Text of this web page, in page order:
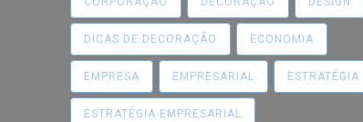
DICAS DE DECORAÇÃO ECONOMIA
EMPRESA EMPRESARIAL ESTRATÉGIA
ESTRATÉGIA EMPRESARIAL